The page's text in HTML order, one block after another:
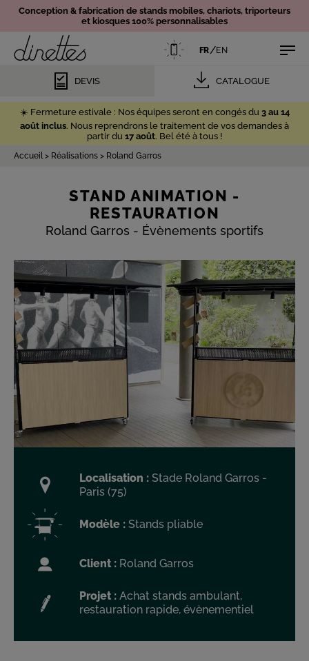
☀️ Fermeture estivale : Nos équipes seront en congés du 3 au 14
août inclus. Nous reprendrons le traitement de vos demandes à
partir du 17 août. Bel été à tous !
Conception & fabrication de stands mobiles, chariots, triporteurs
et kiosques 100% personnalisables
FR/EN
DEVIS CATALOGUE
Accueil> Réalisations > Roland Garros
STAND ANIMATION -
RESTAURATION
Roland Garros - Évènements sportifs
Localisation : Stade Roland Garros -
Paris (75)
Modèle : Stands pliable
Client : Roland Garros
Projet : Achat stands ambulant,
restauration rapide, évènementiel